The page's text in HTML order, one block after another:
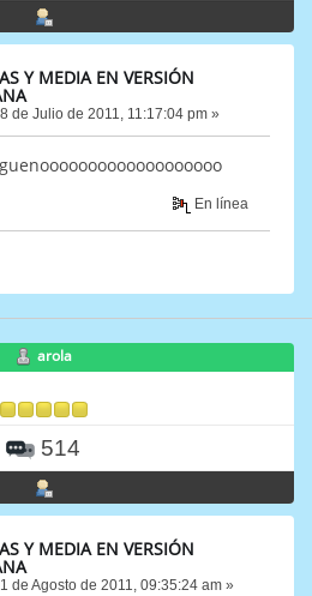
Y MEDIA EN VERSIÓN
de Julio de 2011, 11:17:04 pm »
En línea
arola
514
Y MEDIA EN VERSIÓN
de Agosto de 2011, 09:35:24 am »